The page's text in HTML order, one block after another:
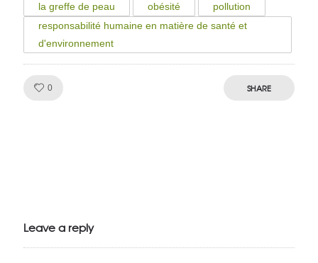
la greffe de peau
obésité
pollution
responsabilité humaine en matière de santé et
d'environnement
0 SHARE
Leave a reply